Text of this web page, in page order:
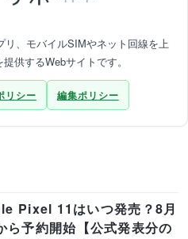
、モバイルSIMやネット回線を上
供するWebサイトです。
リシー 編集ポリシー
Pixel 11はいつ発売？8月
ら予約開始【公式発表分の